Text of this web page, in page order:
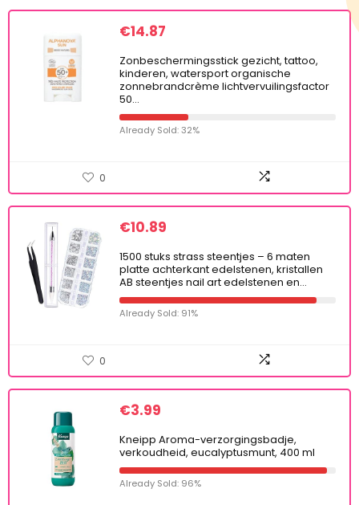
€14.87
Zonbeschermingsstick gezicht, tattoo,
kinderen, watersport organische
zonnebrandcrème lichtvervuilingsfactor
50…
Already Sold: 32%
0
€10.89
1500 stuks strass steentjes – 6 maten
platte achterkant edelstenen, kristallen
AB steentjes nail art edelstenen en…
Already Sold: 91%
0
€3.99
Kneipp Aroma-verzorgingsbadje,
verkoudheid, eucalyptusmunt, 400 ml
Already Sold: 96%